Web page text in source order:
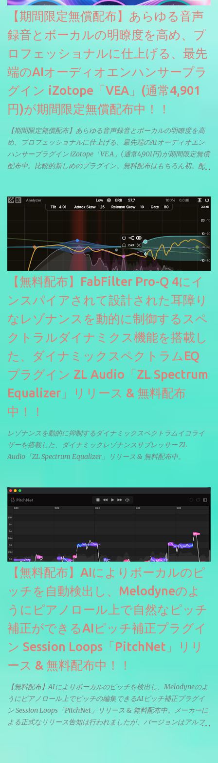
【期間限定無償配布】あらゆる音声
録音とボーカルの明瞭度を高め、プ
ロフェッショナルに仕上げる、最先
端のAIオーディオエンハンサープラ
グイン iZotope「VEA」(通常4,901
円)が期間限定無償配布中！！
【期間限定無償配布】あらゆる音声録音とボーカルの明瞭度を高
め、プロフェッショナルに仕上げる、最先端のAIオーディオエン
ハンサープラグイン iZotope「VEA」(通常4,901円)が期間限定無償
配布中。比較的新しめのプラグイン。無料配布はもちろん初。配
【無料配布】FabFilter Pro-Q 4にイ
ンスパイアされて設計された耳障り
なレゾナンスを動的に制御するスペ
クトラルダイナミクス機能を搭載し
た、ダイナミックスペクトラムEQ
プラグイン ZL Audio「ZL Spectrum
Equalizer」リリース & 無料配布
中！！
レゾナンスを動的に抑制するダイナミックスペクトラムイコライ
ザーを搭載した、ダイナミックレゾナンスサプレッサー ZL
Audio「ZL Spectrum Equalizer」リリース & 無料配布中。
【無料配布】AIによりボーカルのピ
ッチを自動検出し、Melodyneのよ
うにピアノロール上で自然なピッチ
補正ができるAIピッチ補正プラグイ
ン Session Loops「PitchNet」リリ
ース & 無料配布中！！
【無料配布】AIによりボーカルのピッチを検出し、Melodyneのよ
うにピアノロール上でピッチの編集できるAIピッチ補正プラグイ
ン Session Loops「PitchNet」リリース & 無料配布中。メーカーに
よる正式なリリース告知は行われましたが、バージョンはアルフ